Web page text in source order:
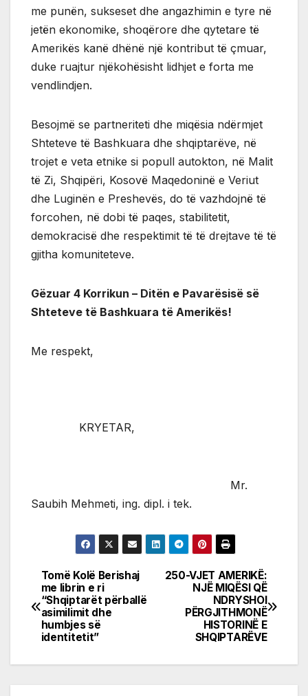
me punën, sukseset dhe angazhimin e tyre në
jetën ekonomike, shoqërore dhe qytetare të
Amerikës kanë dhënë një kontribut të çmuar,
duke ruajtur njëkohësisht lidhjet e forta me
vendlindjen.
Besojmë se partneriteti dhe miqësia ndërmjet
Shteteve të Bashkuara dhe shqiptarëve, në
trojet e veta etnike si popull autokton, në Malit
të Zi, Shqipëri, Kosovë Maqedoninë e Veriut
dhe Luginën e Preshevës, do të vazhdojnë të
forcohen, në dobi të paqes, stabilitetit,
demokracisë dhe respektimit të të drejtave të të
gjitha komuniteteve.
Gëzuar 4 Korrikun – Ditën e Pavarësisë së
Shteteve të Bashkuara të Amerikës!
Me respekt,
KRYETAR,
Mr.
Saubih Mehmeti, ing. dipl. i tek.
Post
navigation
250-VJET AMERIKË:
NJË MIQËSI QË
NDRYSHOI
PËRGJITHMONË
HISTORINË E
SHQIPTARËVE
Tomë Kolë Berishaj
me librin e ri
“Shqiptarët përballë
asimilimit dhe
humbjes së
identitetit”